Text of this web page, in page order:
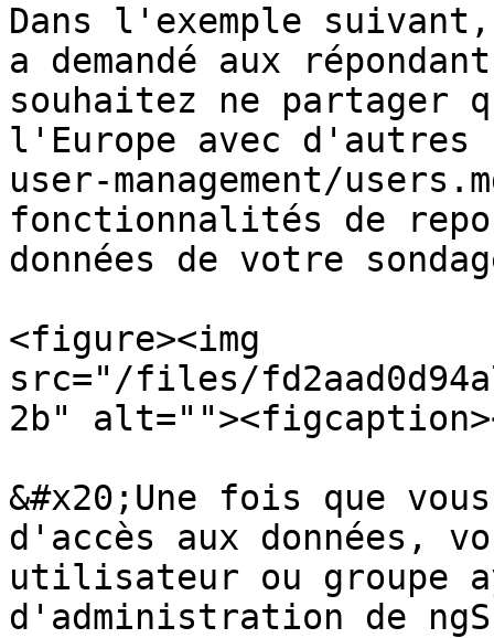
Dans l'exemple
a demandé aux
souhaitez ne partager
l'Europe avec
user-management/
fonctionnalités de
données de votre
<figure><img
src="/files/
2b"
&#x20;Une fois que
d'accès aux données,
utilisateur ou groupe
d'administration de